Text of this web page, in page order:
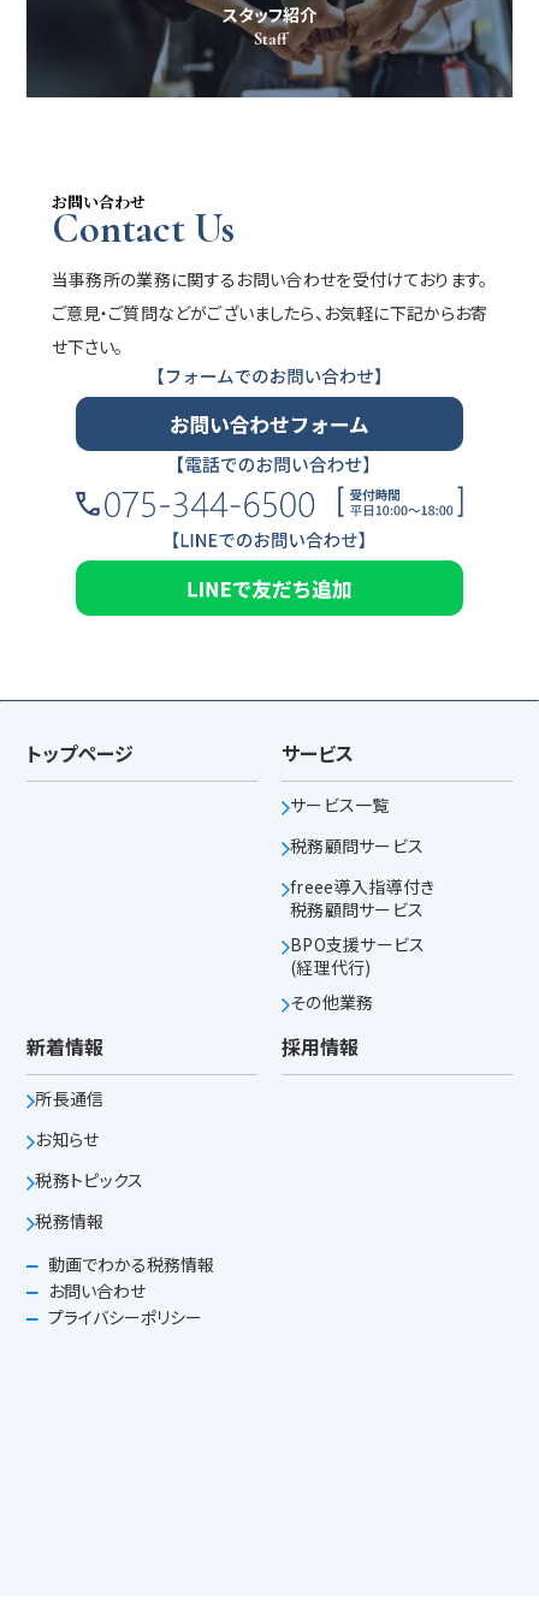
スタッフ紹介
Staff
お問い合わせ
Contact Us
当事務所の業務に関するお問い合わせを受付けております。
ご意見・ご質問などがございましたら、お気軽に下記からお寄
せ下さい。
トップページ サービス
サービス一覧
税務顧問サービス
freee導入指導付き
税務顧問サービス
BPO支援サービス
(経理代行)
その他業務
新着情報
所長通信
お知らせ
税務トピックス
税務情報
採用情報
動画でわかる税務情報
お問い合わせ
プライバシーポリシー